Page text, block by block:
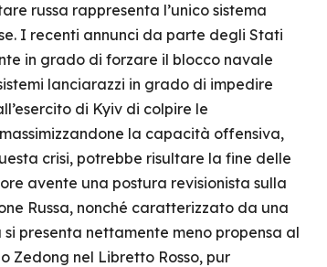
russa rappresenta l’unico sistema
I recenti annunci da parte degli Stati
in grado di forzare il blocco navale
lanciarazzi in grado di impedire
di Kyiv di colpire le
la capacità offensiva,
crisi, potrebbe risultare la fine delle
avente una postura revisionista sulla
Russa, nonché caratterizzato da una
presenta nettamente meno propensa al
Zedong nel Libretto Rosso, pur